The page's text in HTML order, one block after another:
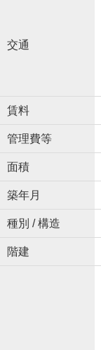
交通
賃料
管理費等
面積
築年月
種別 / 構造
階建